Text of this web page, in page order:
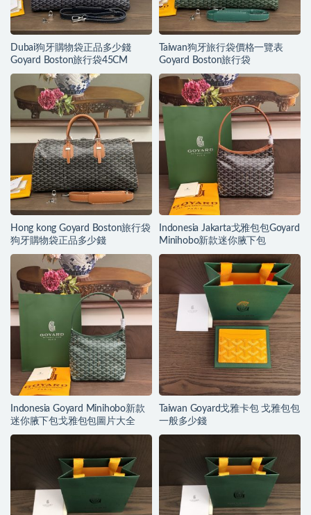
Dubai狗牙購物袋正品多少錢
Goyard Boston旅行袋45CM
Taiwan狗牙旅行袋價格一覽表
Goyard Boston旅行袋
Hong kong Goyard Boston旅行袋
狗牙購物袋正品多少錢
Indonesia Jakarta戈雅包包Goyard
Minihobo新款迷你腋下包
Indonesia Goyard Minihobo新款
迷你腋下包戈雅包包圖片大全
Taiwan Goyard戈雅卡包 戈雅包包
一般多少錢